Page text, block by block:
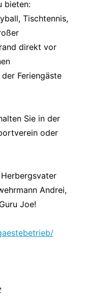
bieten:
Tischtennis,
direkt vor
Feriengäste
Sie in der
oder
Andrei,
Joe!